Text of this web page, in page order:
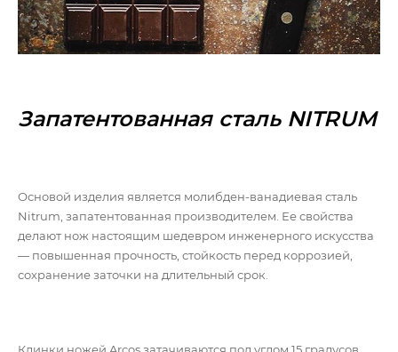
Запатентованная сталь NITRUM
Основой изделия является молибден-ванадиевая сталь
Nitrum, запатентованная производителем. Ее свойства
делают нож настоящим шедевром инженерного искусства
— повышенная прочность, стойкость перед коррозией,
сохранение заточки на длительный срок.